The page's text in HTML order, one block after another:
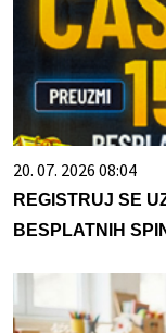
20. 07. 2026 08:04
REGISTRUJ SE
BESPLATNIH